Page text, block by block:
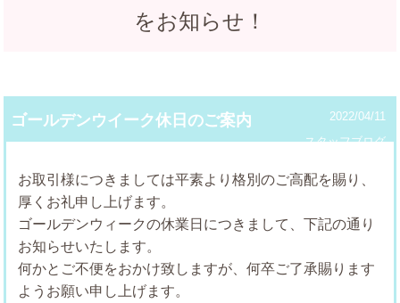
をお知らせ！
ゴールデンウイーク休日のご案内
2022/04/11
スタッフブログ
お取引様につきましては平素より格別のご高配を賜り、
厚くお礼申し上げます。
ゴールデンウィークの休業日につきまして、下記の通り
お知らせいたします。
何かとご不便をおかけ致しますが、何卒ご了承賜ります
ようお願い申し上げます。